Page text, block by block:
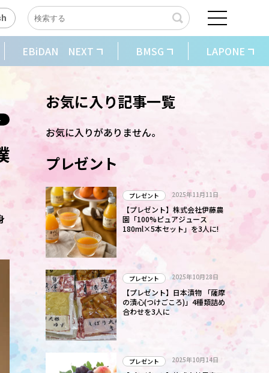
EBiDAN NEXT BMSG LAPONE
お気に入り記事一覧
お気に入りがありません。
プレゼント
プレゼント 2025年11月11日
【プレゼント】株式会社伊藤農
園「100%ピュアジュース
180ml×5本セット」を3人に!
プレゼント 2025年10月28日
【プレゼント】日本漬物 「薩摩
の漬心(つけごころ)」4種類詰め
合わせを3人に
プレゼント 2025年10月14日